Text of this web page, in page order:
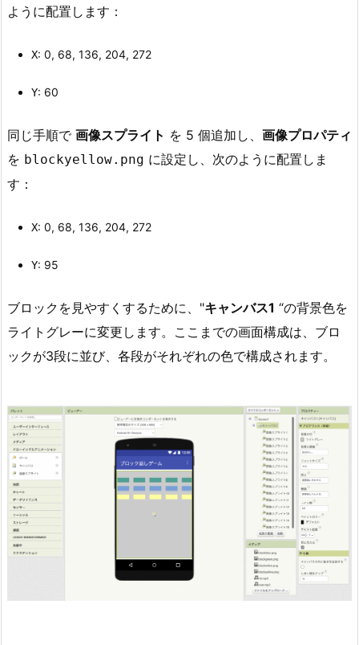
ように配置します：
X: 0, 68, 136, 204, 272
Y: 60
同じ手順で 画像スプライト を 5 個追加し、 画像プロパティ
を blockyellow.png に設定し、次のように配置しま
す：
X: 0, 68, 136, 204, 272
Y: 95
ブロックを見やすくするために、"キャンバス1 “の背景色を
ライトグレーに変更します。ここまでの画面構成は、ブロ
ックが3段に並び、各段がそれぞれの色で構成されます。